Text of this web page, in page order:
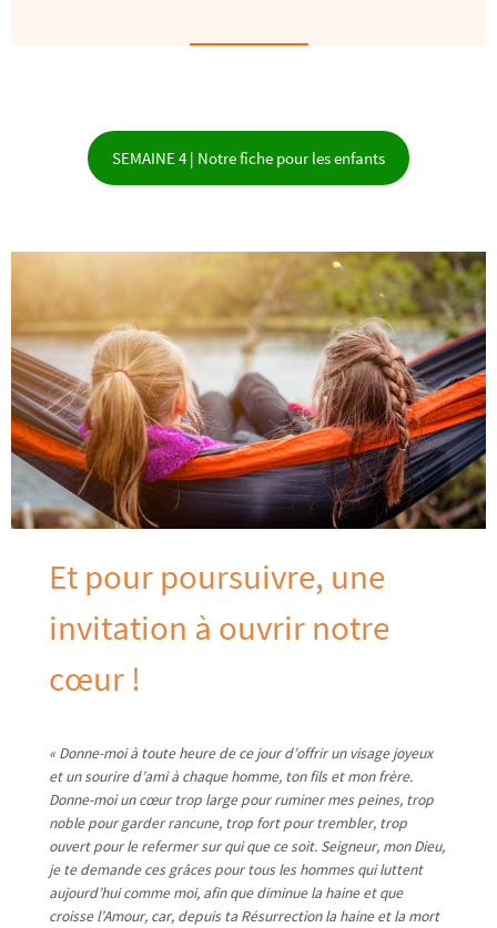
SEMAINE 4 | Notre fiche pour les enfants
Et pour poursuivre, une
invitation à ouvrir notre
cœur !
«Donne-moi à toute heure de ce jour d’offrir un visage joyeux
et un sourire d’ami à chaque homme, ton fils et mon frère.
Donne-moi un cœur trop large pour ruminer mes peines, trop
noble pour garder rancune, trop fort pour trembler, trop
ouvert pour le refermer sur qui que ce soit. Seigneur, mon Dieu,
je te demande ces grâces pour tous les hommes qui luttent
aujourd’hui comme moi, afin que diminue la haine et que
croisse l’Amour, car, depuis ta Résurrection la haine et la mort